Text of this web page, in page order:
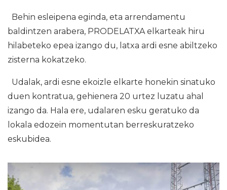
Behin esleipena eginda, eta arrendamentu
baldintzen arabera, PRODELATXA elkarteak hiru
hilabeteko epea izango du, latxa ardi esne abiltzeko
zisterna kokatzeko.
Udalak, ardi esne ekoizle elkarte honekin sinatuko
duen kontratua, gehienera 20 urtez luzatu ahal
izango da. Hala ere, udalaren esku geratuko da
lokala edozein momentutan berreskuratzeko
eskubidea.